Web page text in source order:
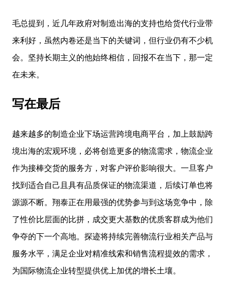
毛总提到，近几年政府对制造出海的支持也给货代行业带
来利好，虽然内卷还是当下的关键词，但行业仍有不少机
会。坚持长期主义的他始终相信，回报不在当下，那一定
在未来。
写在最后
越来越多的制造企业下场运营跨境电商平台，加上鼓励跨
境出海的宏观环境，必将创造更多的物流需求，物流企业
作为接棒交货的服务方，对客户评价影响很大。一旦客户
找到适合自己且具有品质保证的物流渠道，后续订单也将
源源不断。翔泰正在用最强的优势参与到这场竞争中，除
了性价比层面的比拼，成交更大基数的优质客群成为他们
争夺的下一个高地。探迹将持续完善物流行业相关产品与
服务水平，满足企业对精准线索和销售流程提效的需求，
为国际物流企业转型提供优上加优的增长土壤。